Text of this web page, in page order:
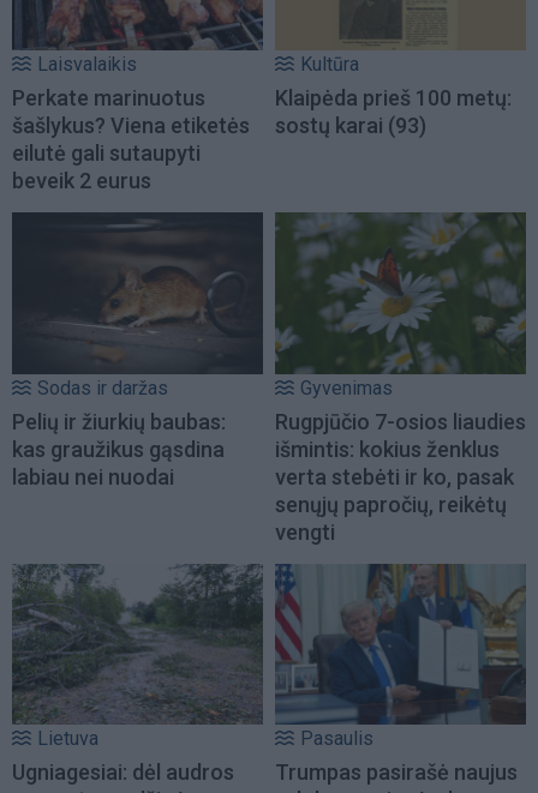
Laisvalaikis
Perkate marinuotus
šašlykus? Viena etiketės
eilutė gali sutaupyti
beveik 2 eurus
Kultūra
Klaipėda prieš 100 metų:
sostų karai (93)
Sodas ir daržas
Pelių ir žiurkių baubas:
kas graužikus gąsdina
labiau nei nuodai
Gyvenimas
Rugpjūčio 7-osios liaudies
išmintis: kokius ženklus
verta stebėti ir ko, pasak
senųjų papročių, reikėtų
vengti
Lietuva
Ugniagesiai: dėl audros
Pasaulis
Trumpas pasirašė naujus